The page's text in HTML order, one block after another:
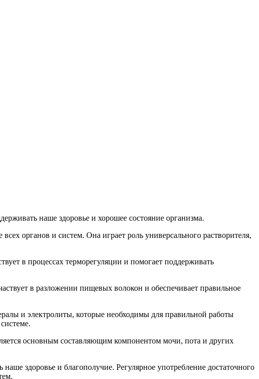
наше здоровье и хорошее состояние организма.
органов и систем. Она играет роль универсального растворителя,
в процессах терморегуляции и помогает поддерживать
в разложении пищевых волокон и обеспечивает правильное
и электролиты, которые необходимы для правильной работы
основным составляющим компонентом мочи, пота и других
здоровье и благополучие. Регулярное употребление достаточного